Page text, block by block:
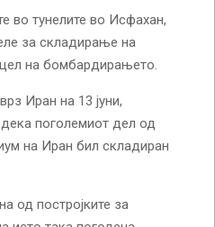
во тунелите во Исфахан,
за складирање на
цел на бомбардирањето.
Иран на 13 јуни,
дека поголемиот дел од
на Иран бил складиран
од постројките за